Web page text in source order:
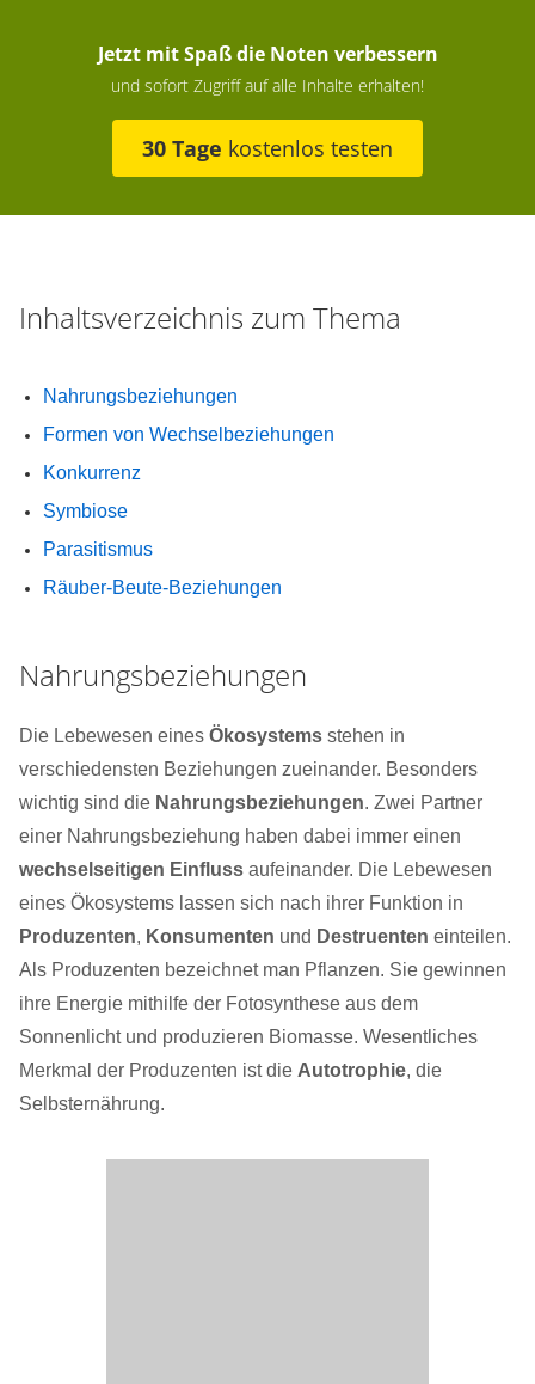
Jetzt mit Spaß die Noten verbessern
und sofort Zugriff auf alle Inhalte erhalten!
30 Tage kostenlos testen
Inhaltsverzeichnis zum Thema
Nahrungsbeziehungen
Formen von Wechselbeziehungen
Konkurrenz
Symbiose
Parasitismus
Räuber-Beute-Beziehungen
Nahrungsbeziehungen
Die Lebewesen eines Ökosystems stehen in
verschiedensten Beziehungen zueinander. Besonders
wichtig sind die Nahrungsbeziehungen. Zwei Partner
einer Nahrungsbeziehung haben dabei immer einen
wechselseitigen Einfluss aufeinander. Die Lebewesen
eines Ökosystems lassen sich nach ihrer Funktion in
Produzenten, Konsumenten und Destruenten einteilen.
Als Produzenten bezeichnet man Pflanzen. Sie gewinnen
ihre Energie mithilfe der Fotosynthese aus dem
Sonnenlicht und produzieren Biomasse. Wesentliches
Merkmal der Produzenten ist die Autotrophie, die
Selbsternährung.